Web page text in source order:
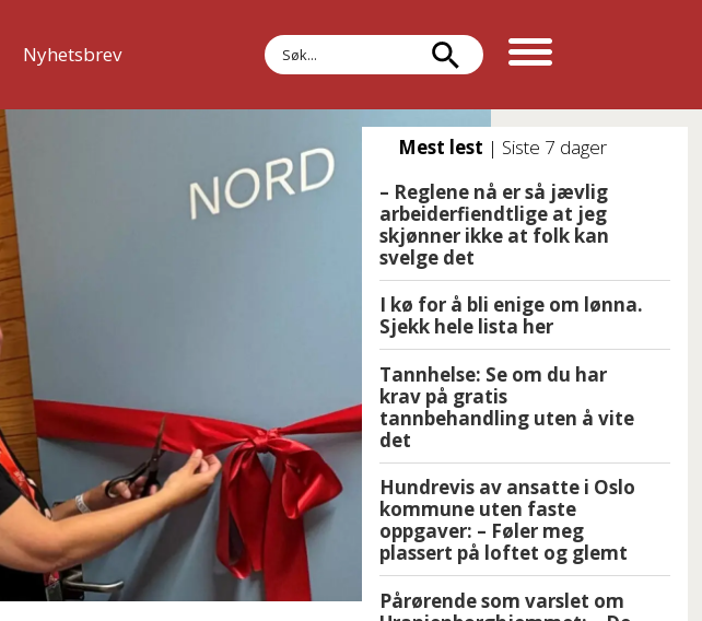
Nyhetsbrev
Søk
Mest lest | Siste 7 dager
– Reglene nå er så jævlig
arbeiderfiendtlige at jeg
skjønner ikke at folk kan
svelge det
I kø for å bli enige om lønna.
Sjekk hele lista her
Tannhelse: Se om du har
krav på gratis
tannbehandling uten å vite
det
Hundrevis av ansatte i Oslo
kommune uten faste
oppgaver: – Føler meg
plassert på loftet og glemt
Pårørende som varslet om